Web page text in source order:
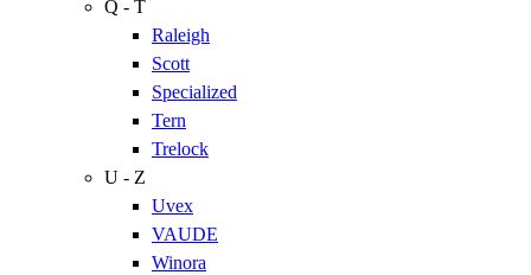
Q - T
Raleigh
Scott
Specialized
Tern
Trelock
U - Z
Uvex
VAUDE
Winora